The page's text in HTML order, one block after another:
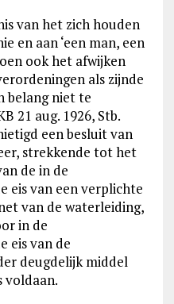
van het zich houden
en aan ‘een man, een
ook het afwijken
als zijnde
belang niet te
21 aug. 1926, Stb.
een besluit van
strekkende tot het
de in de
eis van een verplichte
van de waterleiding,
in de
eis van de
deugdelijk middel
voldaan.